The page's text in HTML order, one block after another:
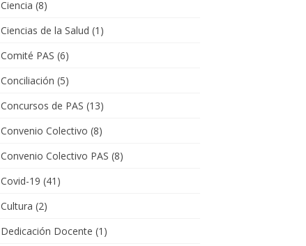
Ciencia (8)
Ciencias de la Salud (1)
Comité PAS (6)
Conciliación (5)
Concursos de PAS (13)
Convenio Colectivo (8)
Convenio Colectivo PAS (8)
Covid-19 (41)
Cultura (2)
Dedicación Docente (1)